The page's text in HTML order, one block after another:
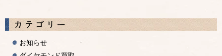
お知らせ